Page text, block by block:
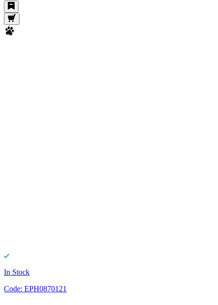
In Stock
Code: EPH0870121